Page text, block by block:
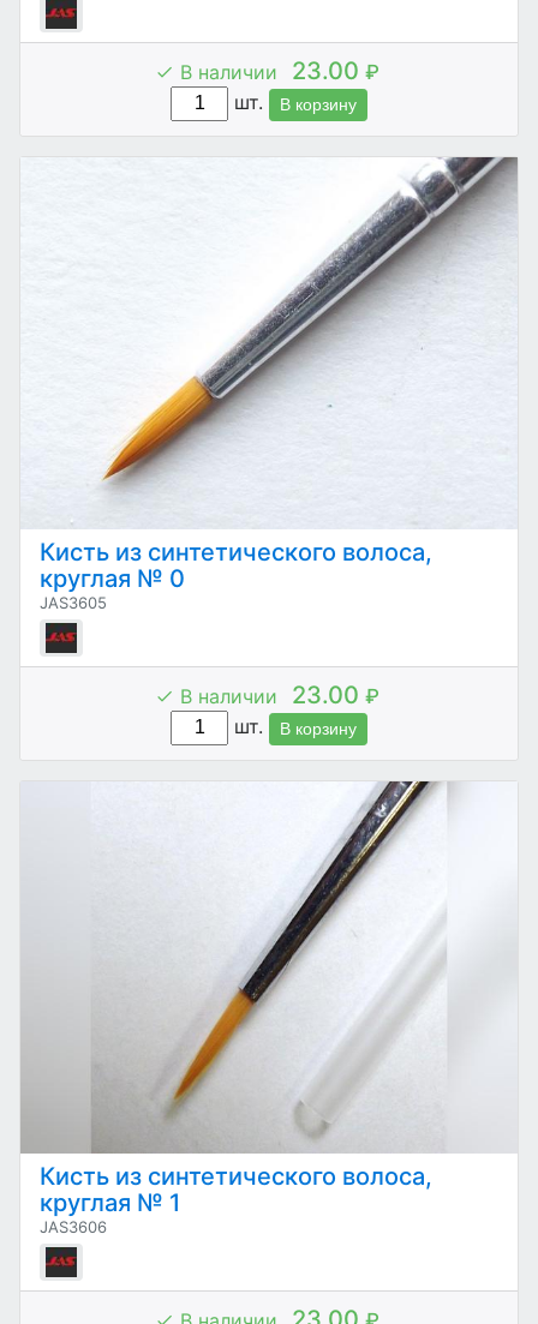
В наличии 23.00 ₽
шт.
В корзину
Кисть из синтетического волоса,
круглая № 0
JAS3605
В наличии 23.00 ₽
шт.
В корзину
Кисть из синтетического волоса,
круглая № 1
JAS3606